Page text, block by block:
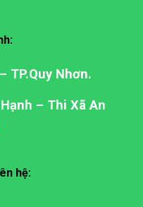
TP.Quy Nhơn.
– Thi Xã An
hệ: